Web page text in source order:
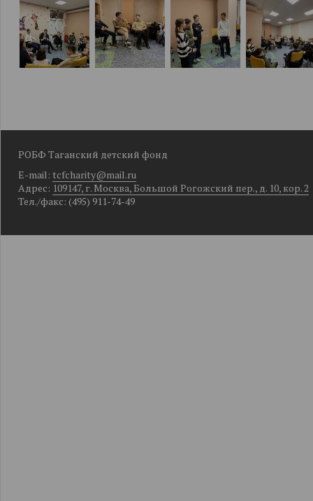
РОБФ Таганский детский фонд
E-mail: tcfcharity@mail.ru
Адрес: 109147, г. Москва, Большой Рогожский пер., д. 10, кор. 2
Тел./факс: (495) 911-74-49